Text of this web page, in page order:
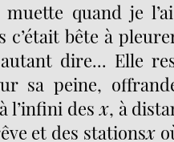
quand je
c’était bête à
dire... Elle
sa peine,
l’infini desx, à
et des stationsx